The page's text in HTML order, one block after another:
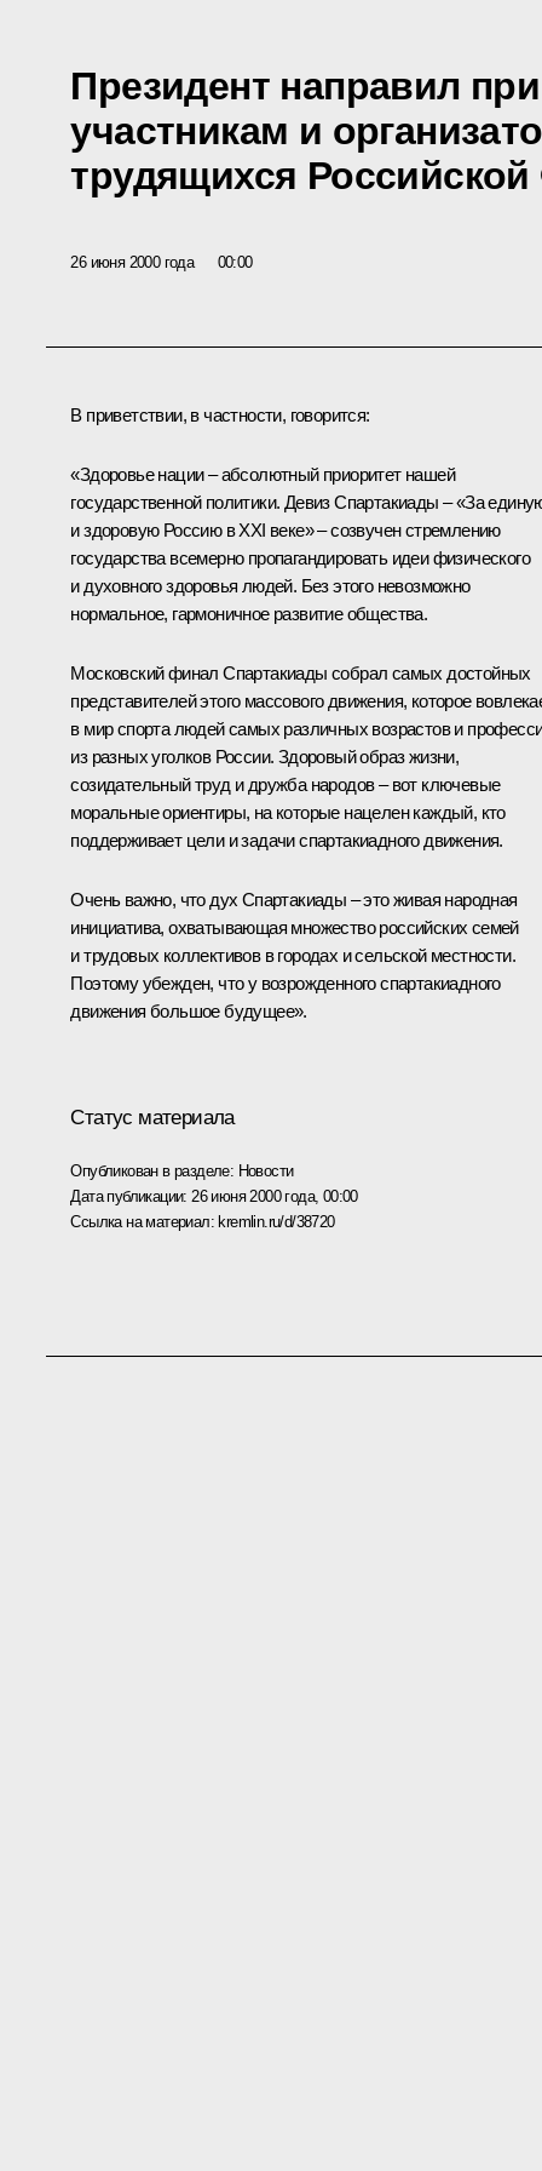
Президент направил
участникам и
трудящихся
26 июня 2000 года 00:00
В приветствии, в частности, говорится:
«Здоровье нации – абсолютный приоритет нашей
государственной политики. Девиз Спартакиады – «За
и здоровую Россию в XXI веке» – созвучен стремлению
государства всемерно пропагандировать идеи физического
и духовного здоровья людей. Без этого невозможно
нормальное, гармоничное развитие общества.
Московский финал Спартакиады собрал самых достойных
представителей этого массового движения, которое
в мир спорта людей самых различных возрастов и
из разных уголков России. Здоровый образ жизни,
созидательный труд и дружба народов – вот ключевые
моральные ориентиры, на которые нацелен каждый, кто
поддерживает цели и задачи спартакиадного движения.
Очень важно, что дух Спартакиады – это живая народная
инициатива, охватывающая множество российских семей
и трудовых коллективов в городах и сельской местности.
Поэтому убежден, что у возрожденного спартакиадного
движения большое будущее».
Статус материала
Опубликован в разделе: Новости
Дата публикации: 26 июня 2000 года, 00:00
Ссылка на материал:kremlin.ru/d/38720